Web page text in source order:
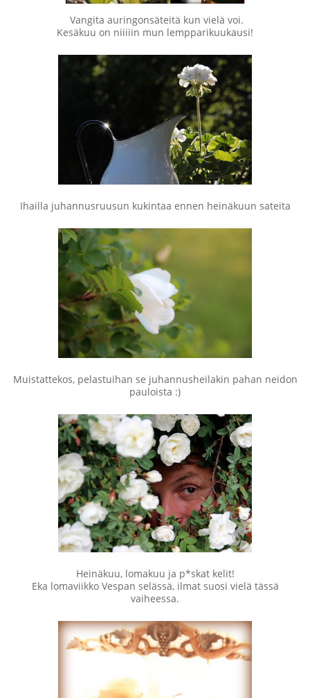
Vangita auringonsäteitä kun vielä voi.
Kesäkuu on niiiiin mun lempparikuukausi!
Ihailla juhannusruusun kukintaa ennen heinäkuun sateita
Muistattekos, pelastuihan se juhannusheilakin pahan neidon
pauloista :)
Heinäkuu, lomakuu ja p*skat kelit!
Eka lomaviikko Vespan selässä, ilmat suosi vielä tässä
vaiheessa.